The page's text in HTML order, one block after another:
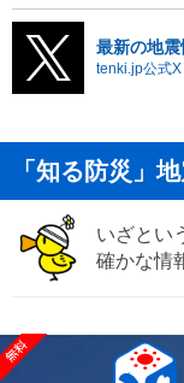
最新の地
tenki.jp公式X
「知る防災」
いざとい
確かな情